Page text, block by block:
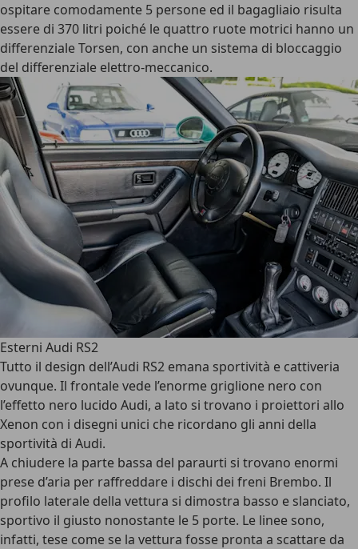
ospitare comodamente 5 persone ed il bagagliaio risulta
essere di 370 litri poiché le quattro ruote motrici hanno un
differenziale Torsen, con anche un sistema di bloccaggio
del differenziale elettro-meccanico.
Esterni Audi RS2
Tutto il design dell’Audi RS2 emana sportività e cattiveria
ovunque. Il frontale vede l’enorme griglione nero con
l’effetto nero lucido Audi, a lato si trovano i proiettori allo
Xenon con i disegni unici che ricordano gli anni della
sportività di Audi.
A chiudere la parte bassa del paraurti si trovano enormi
prese d’aria per raffreddare i dischi dei freni Brembo. Il
profilo laterale della vettura si dimostra basso e slanciato,
sportivo il giusto nonostante le 5 porte. Le linee sono,
infatti, tese come se la vettura fosse pronta a scattare da